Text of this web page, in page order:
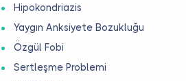
Hipokondriazis
Yaygın Anksiyete Bozukluğu
Özgül Fobi
Sertleşme Problemi